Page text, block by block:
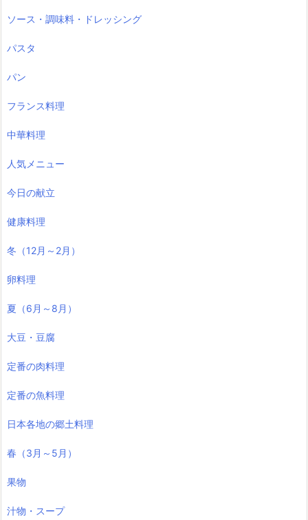
ソース・調味料・ドレッシング
パスタ
パン
フランス料理
中華料理
人気メニュー
今日の献立
健康料理
冬（12月～2月）
卵料理
夏（6月～8月）
大豆・豆腐
定番の肉料理
定番の魚料理
日本各地の郷土料理
春（3月～5月）
果物
汁物・スープ